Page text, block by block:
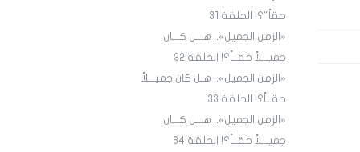
حقاً"؟! الحلقة 31
«الزمن الجميل».. هـــل كـــان
جميـــلاً حقــاً؟! الحلقة ٣٢
«الزمن الجميل».. هـل كان جميـــلاً
حقــاً؟! الحلقة 33
«الزمن الجميل».. هـــل كـــان
جميـــلاً حقــاً؟! الحلقة 34